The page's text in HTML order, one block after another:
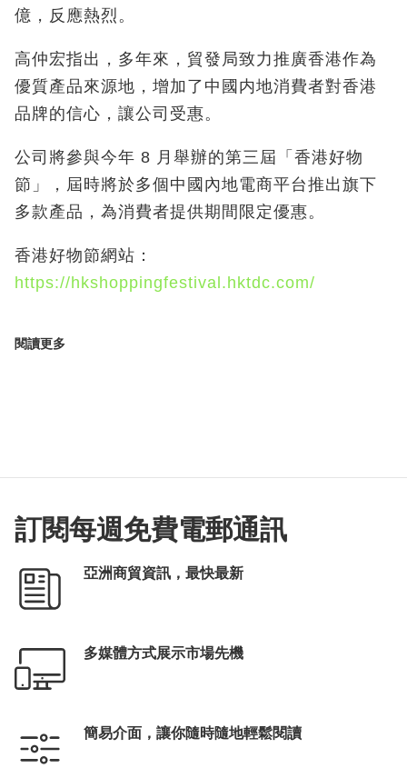
億，反應熱烈。
高仲宏指出，多年來，貿發局致力推廣香港作為
優質產品來源地，增加了中國内地消費者對香港
品牌的信心，讓公司受惠。
公司將參與今年 8 月舉辦的第三屆「香港好物
節」，屆時將於多個中國內地電商平台推出旗下
多款產品，為消費者提供期間限定優惠。
香港好物節網站：
https://hkshoppingfestival.hktdc.com/
閱讀更多
訂閱每週免費電郵通訊
亞洲商貿資訊，最快最新
多媒體方式展示市場先機
簡易介面，讓你隨時隨地輕鬆閱讀